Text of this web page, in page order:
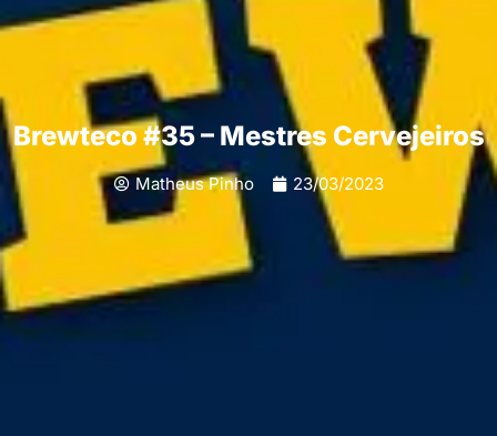
Brewteco #35 – Mestres Cervejeiros
Matheus Pinho 23/03/2023